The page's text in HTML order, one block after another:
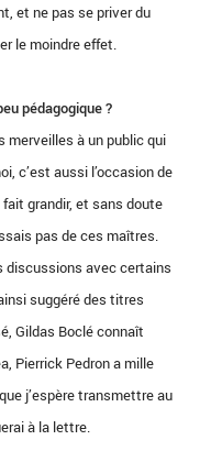
et ne pas se priver du
le moindre effet.
pédagogique ?
merveilles à un public qui
c’est aussi l’occasion de
grandir, et sans doute
pas de ces maîtres.
discussions avec certains
suggéré des titres
Gildas Boclé connaît
Pierrick Pedron a mille
j’espère transmettre au
à la lettre.